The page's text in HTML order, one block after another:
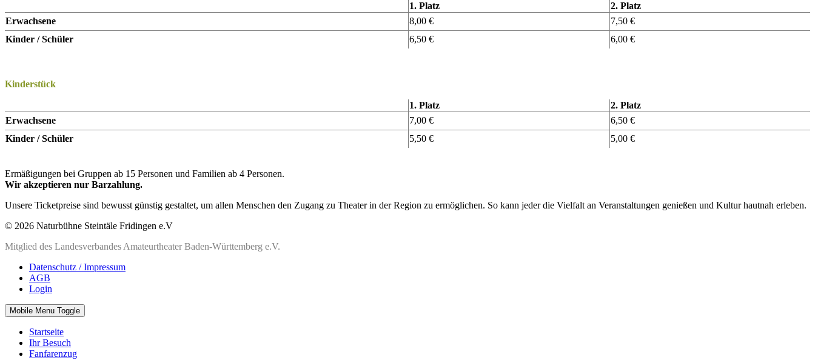
1. Platz
2. Platz
Erwachsene
8,00 €
7,50 €
Kinder / Schüler
6,50 € 6,00 €
Kinderstück
1. Platz
2. Platz
Erwachsene
7,00 €
6,50 €
Kinder / Schüler
5,50 € 5,00 €
Ermäßigungen bei Gruppen ab 15 Personen und Familien ab 4 Personen.
Wir akzeptieren nur Barzahlung.
Unsere Ticketpreise sind bewusst günstig gestaltet, um allen Menschen den Zugang zu Theater in der Region zu ermöglichen. So kann jeder die Vielfalt an Veranstaltungen genießen und Kultur hautnah erleben.
© 2026 Naturbühne Steintäle Fridingen e.V
Mitglied des Landesverbandes Amateurtheater Baden-Württemberg e.V.
Datenschutz / Impressum
AGB
Login
Mobile Menu Toggle
Startseite
Ihr Besuch
Fanfarenzug